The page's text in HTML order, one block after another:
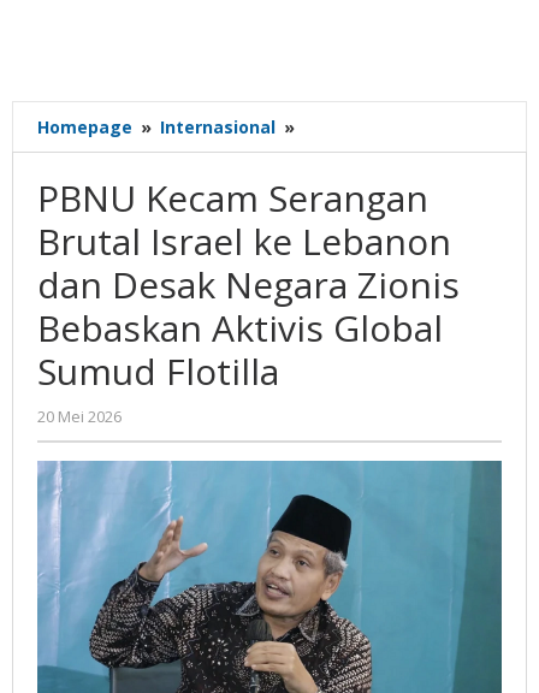
Homepage » Internasional »
Kecam
Brutal
Israel
ke
Lebanon
dan
Desak
Flotilla
PBNU Kecam Serangan
Brutal Israel ke Lebanon
dan Desak Negara Zionis
Bebaskan Aktivis Global
Sumud Flotilla
20 Mei 2026
Gatot
Susanto